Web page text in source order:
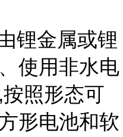
锂金属或锂
使用非水电
照形态可
形电池和软